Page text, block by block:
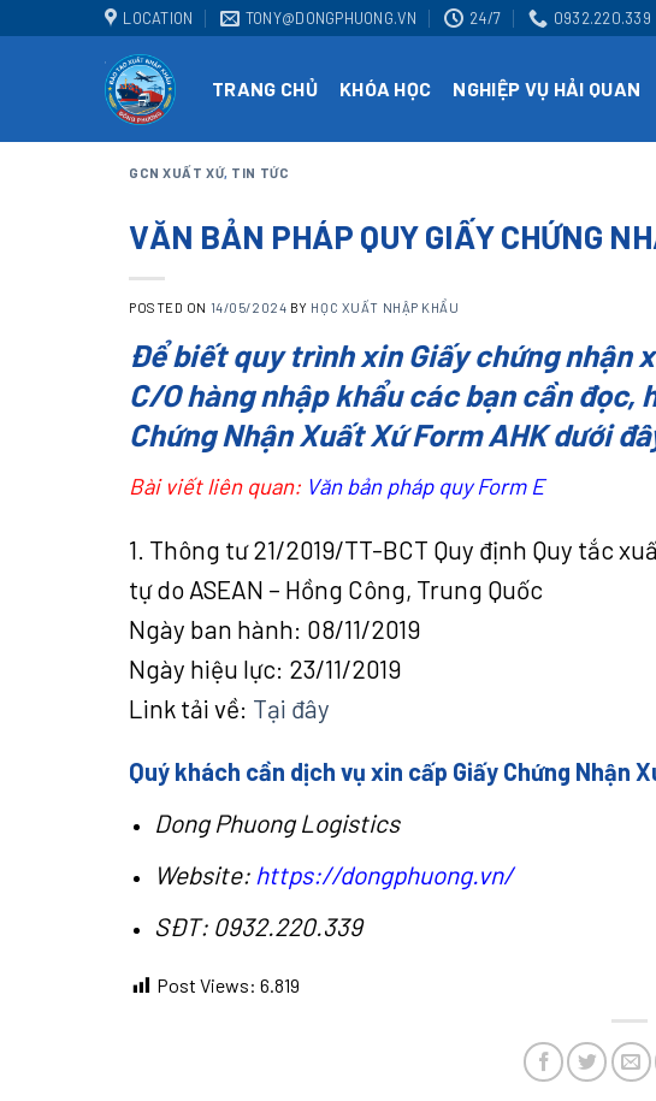
to
LOCATION TONY@DONGPHUONG.VN 24/7 0932.220.339
TRANG CHỦ KHÓA HỌC NGHIỆP VỤ HẢI QUAN
GCN XUẤT XỨ, TIN TỨC
VĂN BẢN PHÁP QUY GIẤY CHỨNG
POSTED ON 14/05/2024 BY HỌC XUẤT NHẬP KHẨU
Để biết quy trình xin Giấy chứng nhận
C/O hàng nhập khẩu các bạn cần đọc,
Chứng Nhận Xuất Xứ Form AHK dưới
Bài viết liên quan: Văn bản pháp quy Form E
1. Thông tư 21/2019/TT-BCT Quy định Quy tắc
tự do ASEAN – Hồng Công, Trung Quốc
Ngày ban hành: 08/11/2019
Ngày hiệu lực: 23/11/2019
Link tải về: Tại đây
Quý khách cần dịch vụ xin cấp Giấy Chứng Nhận
Dong Phuong Logistics
Website: https://dongphuong.vn/
SĐT: 0932.220.339
Post Views: 6.819